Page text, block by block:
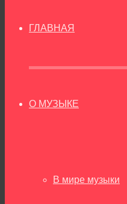
ГЛАВНАЯ
О МУЗЫКЕ
В мире музыки